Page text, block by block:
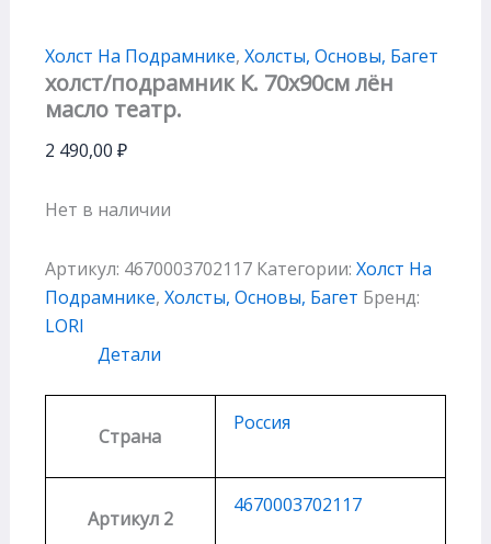
Холст На Подрамнике, Холсты, Основы, Багет
холст/подрамник К. 70х90см лён
масло театр.
2 490,00 ₽
Нет в наличии
Артикул: 4670003702117 Категории: Холст На
Подрамнике, Холсты, Основы, Багет Бренд:
LORI
Детали
Страна
Россия
Артикул 2
4670003702117